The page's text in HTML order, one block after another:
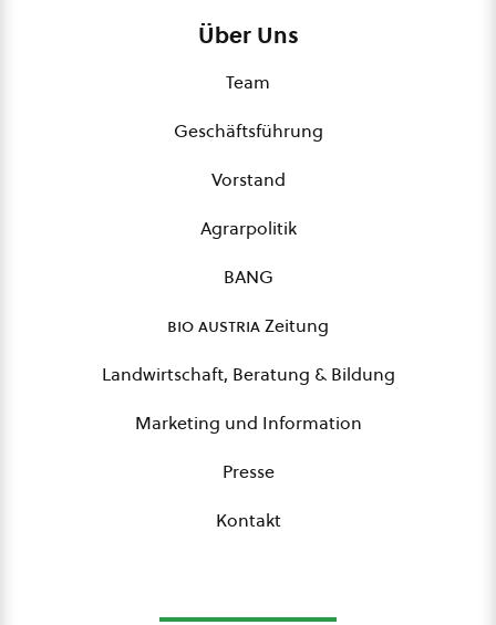
Über Uns
Team
Geschäftsführung
Vorstand
Agrarpolitik
BANG
bio austriaZeitung
Landwirtschaft, Beratung & Bildung
Marketing und Information
Presse
Kontakt